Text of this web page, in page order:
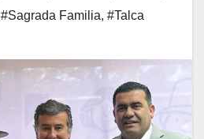
#Sagrada Familia, #Talca